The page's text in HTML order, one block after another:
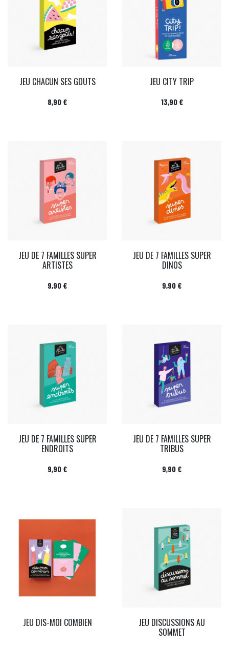
JEU CHACUN SES GOUTS
Prix
8,90 €
JEU CITY TRIP
Prix
13,90 €
JEU DE 7 FAMILLES SUPER
ARTISTES
Prix
9,90 €
JEU DE 7 FAMILLES SUPER
DINOS
Prix
9,90 €
JEU DE 7 FAMILLES SUPER
ENDROITS
Prix
9,90 €
JEU DE 7 FAMILLES SUPER
TRIBUS
Prix
9,90 €
JEU DIS-MOI COMBIEN JEU DISCUSSIONS AU
SOMMET